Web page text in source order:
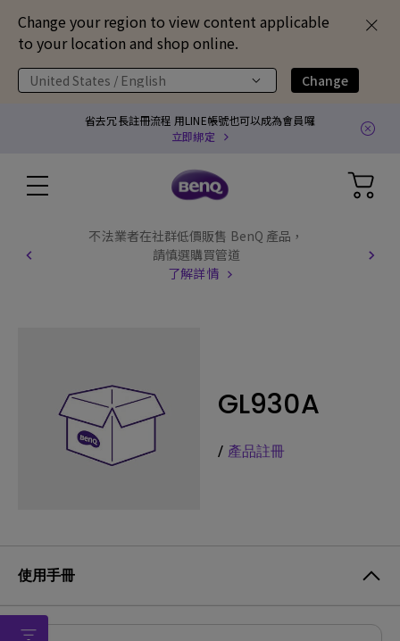
Change your region to view content applicable
to your location and shop online.
United States / English Change
省去冗長註冊流程 用LINE帳號也可以成為會員囉
立即綁定
不法業者在社群低價販售 BenQ 產品，
請慎選購買管道
了解詳情
GL930A
/ 產品註冊
使用手冊